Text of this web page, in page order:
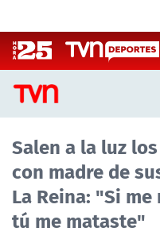
CASTING MASTERCHEF
CASTING TVN VERTICAL
TVN VERTICAL
Salen a la luz
con madre de
La Reina: "Si
tú me mataste"